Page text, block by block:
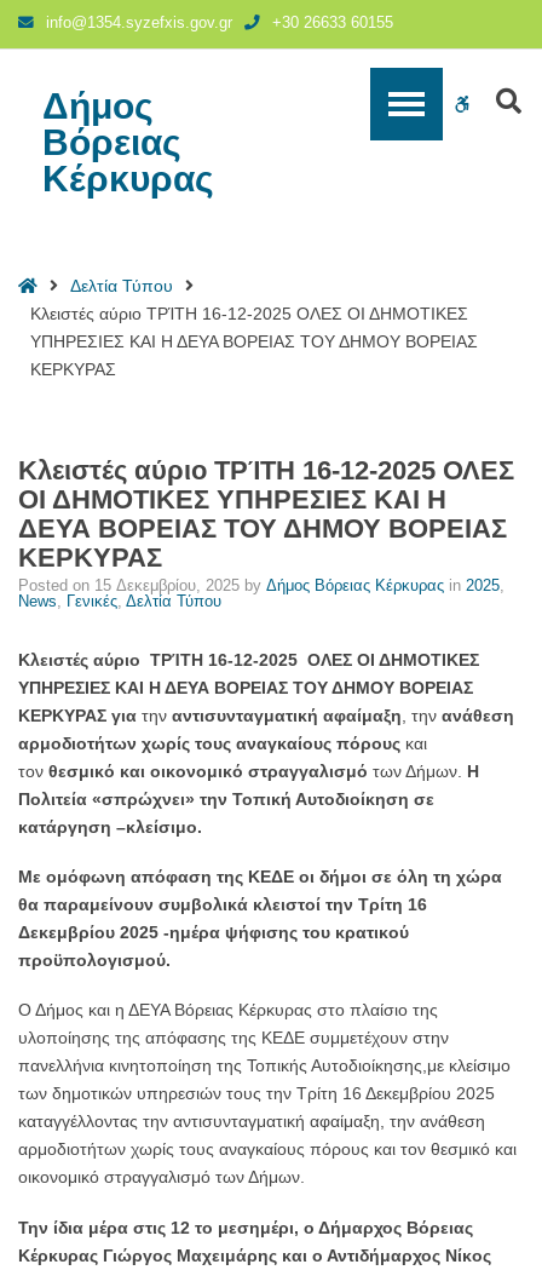
Κλειστές
ΚΑΙ
ΔΕΥΑ
ΒΟΡΕΙΑΣ
ΒΟΡΕΙΑΣ
ΚΕΡΚΥΡΑΣ
Δήμος
Βόρειας
Κέρκυρας
info@1354.syzefxis.gov.gr +30 26633 60155
Δήμος
Βόρειας
Κέρκυρας
WCAG
HomeΔελτία Τύπου
Κλειστές αύριο ΤΡΊΤΗ 16-12-2025 ΟΛΕΣ ΟΙ ΔΗΜΟΤΙΚΕΣ
ΥΠΗΡΕΣΙΕΣ ΚΑΙ Η ΔΕΥΑ ΒΟΡΕΙΑΣ ΤΟΥ ΔΗΜΟΥ ΒΟΡΕΙΑΣ
ΚΕΡΚΥΡΑΣ
Κλειστές αύριο ΤΡΊΤΗ 16-12-2025 ΟΛΕΣ
ΟΙ ΔΗΜΟΤΙΚΕΣ ΥΠΗΡΕΣΙΕΣ ΚΑΙ Η
ΔΕΥΑ ΒΟΡΕΙΑΣ ΤΟΥ ΔΗΜΟΥ ΒΟΡΕΙΑΣ
ΚΕΡΚΥΡΑΣ
Posted on 15 Δεκεμβρίου, 2025 by Δήμος Βόρειας Κέρκυρας in 2025,
News, Γενικές, Δελτία Τύπου
Κλειστές αύριο ΤΡΊΤΗ 16-12-2025 ΟΛΕΣ ΟΙ ΔΗΜΟΤΙΚΕΣ
ΥΠΗΡΕΣΙΕΣ ΚΑΙ Η ΔΕΥΑ ΒΟΡΕΙΑΣ ΤΟΥ ΔΗΜΟΥ ΒΟΡΕΙΑΣ
ΚΕΡΚΥΡΑΣ για την αντισυνταγματική αφαίμαξη , την ανάθεση
αρμοδιοτήτων χωρίς τους αναγκαίους πόρους και
τον θεσμικό και οικονομικό στραγγαλισμό των Δήμων. Η
Πολιτεία «σπρώχνει» την Τοπική Αυτοδιοίκηση σε
κατάργηση –κλείσιμο.
Με ομόφωνη απόφαση της ΚΕΔΕ οι δήμοι σε όλη τη χώρα
θα παραμείνουν συμβολικά κλειστοί την Τρίτη 16
Δεκεμβρίου 2025 -ημέρα ψήφισης του κρατικού
προϋπολογισμού.
Ο Δήμος και η ΔΕΥΑ Βόρειας Κέρκυρας στο πλαίσιο της
υλοποίησης της απόφασης της ΚΕΔΕ συμμετέχουν στην
πανελλήνια κινητοποίηση της Τοπικής Αυτοδιοίκησης,με κλείσιμο
των δημοτικών υπηρεσιών τους την Τρίτη 16 Δεκεμβρίου 2025
καταγγέλλοντας την αντισυνταγματική αφαίμαξη, την ανάθεση
αρμοδιοτήτων χωρίς τους αναγκαίους πόρους και τον θεσμικό και
οικονομικό στραγγαλισμό των Δήμων.
Την ίδια μέρα στις 12 το μεσημέρι, ο Δήμαρχος Βόρειας
Κέρκυρας Γιώργος Μαχειμάρης και ο Αντιδήμαρχος Νίκος